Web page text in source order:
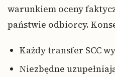
warunkiem oceny
państwie odbiorcy.
Każdy transfer SCC
Niezbędne